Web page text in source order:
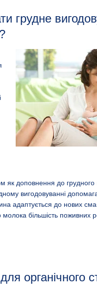
грудне
як доповнення до
вигодовуванні
адаптується до нових
більшість поживних
органічного